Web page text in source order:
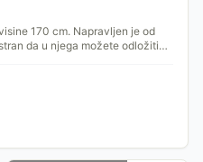
170 cm. Napravljen je od
da u njega možete odložiti